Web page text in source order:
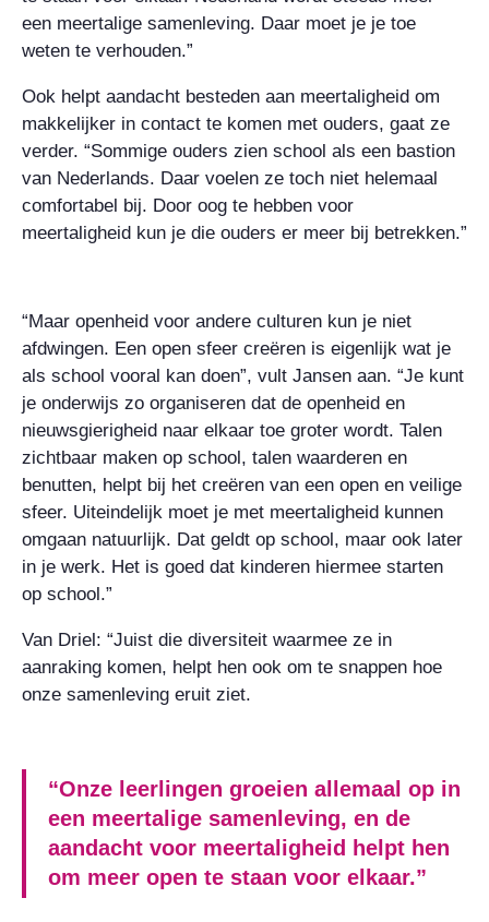
een meertalige samenleving. Daar moet je je toe
weten te verhouden.”
Ook helpt aandacht besteden aan meertaligheid om
makkelijker in contact te komen met ouders, gaat ze
verder. “Sommige ouders zien school als een bastion
van Nederlands. Daar voelen ze toch niet helemaal
comfortabel bij. Door oog te hebben voor
meertaligheid kun je die ouders er meer bij betrekken.”
“Maar openheid voor andere culturen kun je niet
afdwingen. Een open sfeer creëren is eigenlijk wat je
als school vooral kan doen”, vult Jansen aan. “Je kunt
je onderwijs zo organiseren dat de openheid en
nieuwsgierigheid naar elkaar toe groter wordt. Talen
zichtbaar maken op school, talen waarderen en
benutten, helpt bij het creëren van een open en veilige
sfeer. Uiteindelijk moet je met meertaligheid kunnen
omgaan natuurlijk. Dat geldt op school, maar ook later
in je werk. Het is goed dat kinderen hiermee starten
op school.”
Van Driel: “Juist die diversiteit waarmee ze in
aanraking komen, helpt hen ook om te snappen hoe
onze samenleving eruit ziet.
“Onze leerlingen groeien allemaal op in
een meertalige samenleving, en de
aandacht voor meertaligheid helpt hen
om meer open te staan voor elkaar.”